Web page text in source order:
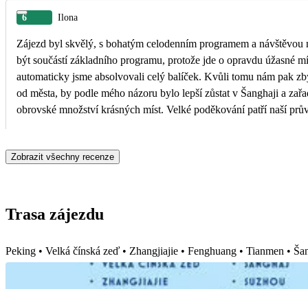
6 Ilona
Zájezd byl skvělý, s bohatým celodenním programem a
být součástí základního programu, protože jde o opravdu úžasné
automaticky jsme absolvovali celý balíček. Kvůli tomu nám pak zbylo méně času na prohlídku
od města, by podle mého názoru bylo lepší zůstat v Šanghaji a zařadit do programu návštěvu
obrovské množství krásných míst. Velké poděkování patří naší
Zobrazit všechny recenze
Trasa zájezdu
Peking • Velká čínská zeď • Zhangjiajie • Fenghuang • Tianmen •